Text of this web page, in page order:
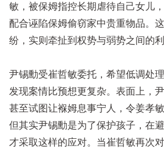
敏，被保姆指控长期虐待自己女儿
配合诬陷保姆偷窃家中贵重物品。
纷，实则牵扯到权势与弱势之间的利
尹锡勳受崔哲敏委托，希望低调处
发现案情比预想更复杂。表面上，
甚至试图让褓姆息事宁人，令姜孝
但其实尹锡勳是为了保护孩子，在
才采取这样的应对。当崔哲敏再次